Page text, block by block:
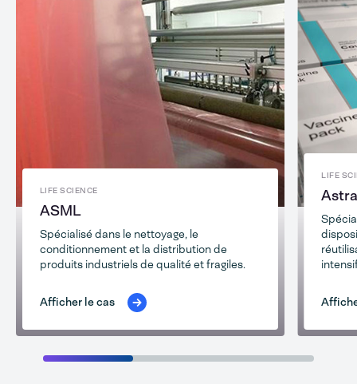
LIFE SCIENCE
ASML
Spécialisé dans le nettoyage, le
conditionnement et la distribution de
produits industriels de qualité et fragiles.
Afficher le cas
LIFE